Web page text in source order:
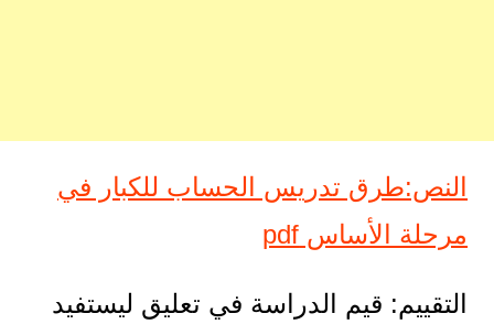
النص:طرق تدريس الحساب للكبار في
مرحلة الأساس pdf
التقييم: قيم الدراسة في تعليق ليستفيد